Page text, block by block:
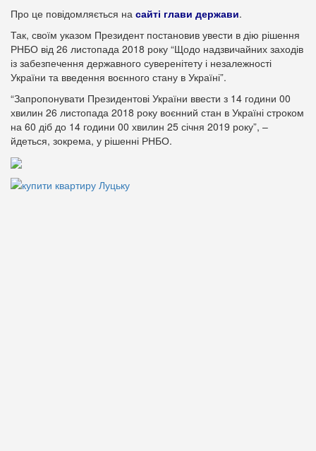
Про це повідомляється на сайті глави держави.
Так, своїм указом Президент постановив увести в дію рішення
РНБО від 26 листопада 2018 року “Щодо надзвичайних заходів
із забезпечення державного суверенітету і незалежності
України та введення воєнного стану в Україні”.
“Запропонувати Президентові України ввести з 14 години 00
хвилин 26 листопада 2018 року воєнний стан в Україні строком
на 60 діб до 14 години 00 хвилин 25 січня 2019 року”, –
йдеться, зокрема, у рішенні РНБО.